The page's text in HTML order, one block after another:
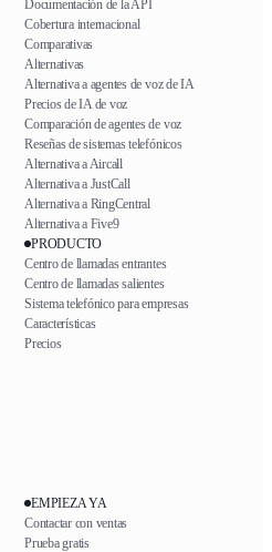
Documentación de la API
Cobertura internacional
Comparativas
Alternativas
Alternativa a agentes de voz de IA
Precios de IA de voz
Comparación de agentes de voz
Reseñas de sistemas telefónicos
Alternativa a Aircall
Alternativa a JustCall
Alternativa a RingCentral
Alternativa a Five9
PRODUCTO
Centro de llamadas entrantes
Centro de llamadas salientes
Sistema telefónico para empresas
Características
Precios
EMPIEZA YA
Contactar con ventas
Prueba gratis